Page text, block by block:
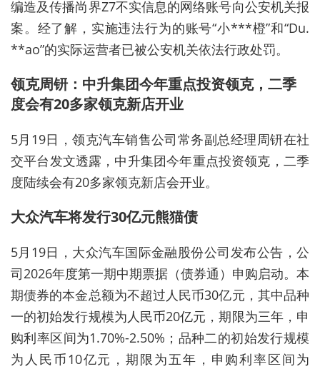
编造及传播尚界Z7不实信息的网络账号向公安机关报
案。经了解，实施违法行为的账号“小***橙”和“Du.
**ao”的实际运营者已被公安机关依法行政处罚。
领克周钘：中升集团今年重点投资领克，二季
度会有20多家领克新店开业
5月19日，领克汽车销售公司常务副总经理周钘在社
交平台发文透露，中升集团今年重点投资领克，二季
度陆续会有20多家领克新店会开业。​​​
大众汽车将发行30亿元熊猫债
5月19日，大众汽车国际金融股份公司发布公告，公
司2026年度第一期中期票据（债券通）申购启动。本
期债券的本金总额为不超过人民币30亿元，其中品种
一的初始发行规模为人民币20亿元，期限为三年，申
购利率区间为1.70%-2.50%；品种二的初始发行规模
为人民币10亿元，期限为五年，申购利率区间为